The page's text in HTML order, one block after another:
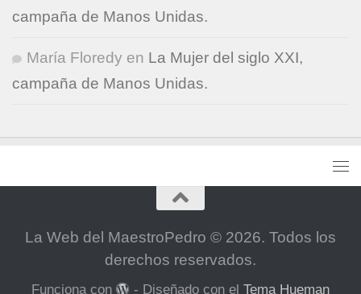
campaña de Manos Unidas.
María Floredy en La Mujer del siglo XXI,
campaña de Manos Unidas.
La Web del MaestroPedro © 2026. Todos los
derechos reservados.
Funciona con - Diseñado con el Tema Hueman